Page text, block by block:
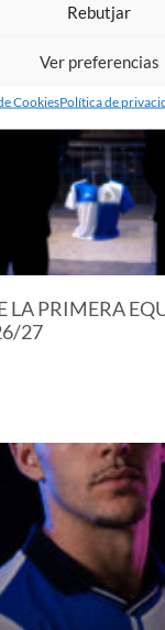
Rebutjar
Ver preferencias
CookiesPolítica de
LA PRIMERA
27